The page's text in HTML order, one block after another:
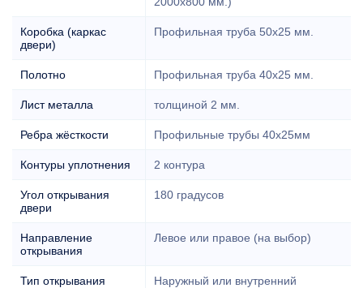
Коробка (каркас
двери)
Профильная труба 50х25 мм.
Полотно Профильная труба 40х25 мм.
Лист металла толщиной 2 мм.
Ребра жёсткости Профильные трубы 40х25мм
Контуры уплотнения 2 контура
Угол открывания
двери
180 градусов
Направление
открывания
Левое или правое (на выбор)
Тип открывания Наружный или внутренний